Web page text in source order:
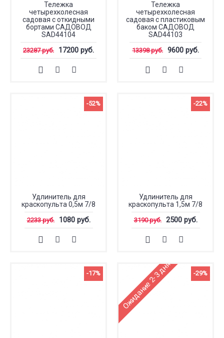
Тележка
четырехколесная
садовая с откидными
бортами САДОВОД
SAD44104
23287 руб. 17200 руб.
Тележка
четырехколесная
садовая с пластиковым
баком САДОВОД
SAD44103
13398 руб. 9600 руб.
-52%
Удлинитель для
краскопульта 0,5м 7/8
2233 руб. 1080 руб.
-22%
Удлинитель для
краскопульта 1,5м 7/8
3190 руб. 2500 руб.
-17% -29%
Ожидание 2-3 дня